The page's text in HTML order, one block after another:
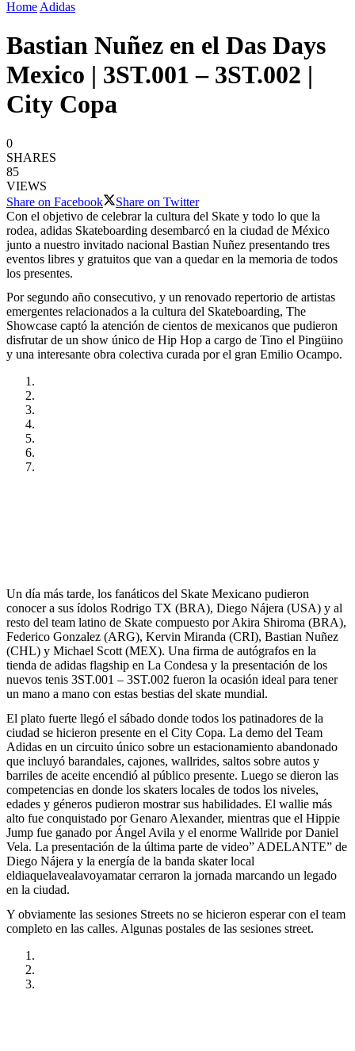
Home Adidas
Bastian Nuñez en el Das Days
Mexico | 3ST.001 – 3ST.002 |
City Copa
0
SHARES
85
VIEWS
Share on Facebook
Share on Twitter
Con el objetivo de celebrar la cultura del Skate y todo lo que la
rodea, adidas Skateboarding desembarcó en la ciudad de México
junto a nuestro invitado nacional Bastian Nuñez presentando tres
eventos libres y gratuitos que van a quedar en la memoria de todos
los presentes.
Por segundo año consecutivo, y un renovado repertorio de artistas
emergentes relacionados a la cultura del Skateboarding, The
Showcase captó la atención de cientos de mexicanos que pudieron
disfrutar de un show único de Hip Hop a cargo de Tino el Pingüino
y una interesante obra colectiva curada por el gran Emilio Ocampo.
Un día más tarde, los fanáticos del Skate Mexicano pudieron
conocer a sus ídolos Rodrigo TX (BRA), Diego Nájera (USA) y al
resto del team latino de Skate compuesto por Akira Shiroma (BRA),
Federico Gonzalez (ARG), Kervin Miranda (CRI), Bastian Nuñez
(CHL) y Michael Scott (MEX). Una firma de autógrafos en la
tienda de adidas flagship en La Condesa y la presentación de los
nuevos tenis 3ST.001 – 3ST.002 fueron la ocasión ideal para tener
un mano a mano con estas bestias del skate mundial.
El plato fuerte llegó el sábado donde todos los patinadores de la
ciudad se hicieron presente en el City Copa. La demo del Team
Adidas en un circuito único sobre un estacionamiento abandonado
que incluyó barandales, cajones, wallrides, saltos sobre autos y
barriles de aceite encendió al público presente. Luego se dieron las
competencias en donde los skaters locales de todos los niveles,
edades y géneros pudieron mostrar sus habilidades. El wallie más
alto fue conquistado por Genaro Alexander, mientras que el Hippie
Jump fue ganado por Ángel Avila y el enorme Wallride por Daniel
Vela. La presentación de la última parte de video” ADELANTE” de
Diego Nájera y la energía de la banda skater local
eldiaquelavealavoyamatar cerraron la jornada marcando un legado
en la ciudad.
Y obviamente las sesiones Streets no se hicieron esperar con el team
completo en las calles. Algunas postales de las sesiones street.